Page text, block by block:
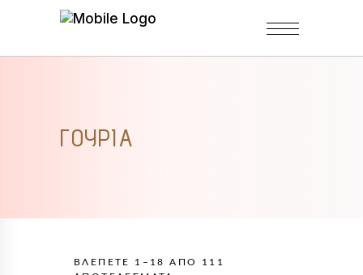
ΓΟΎΡΙΑ
ΒΛΈΠΕΤΕ 1–18 ΑΠΌ 111